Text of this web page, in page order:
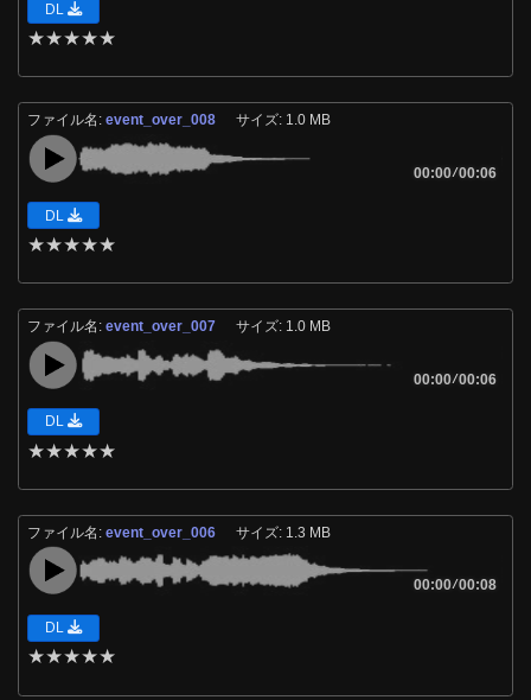
DL
★★★★★
ファイル名:event_over_008 サイズ: 1.0 MB
00:00/00:06
DL
★★★★★
ファイル名:event_over_007 サイズ: 1.0 MB
00:00/00:06
DL
★★★★★
ファイル名:event_over_006 サイズ: 1.3 MB
00:00/00:08
DL
★★★★★